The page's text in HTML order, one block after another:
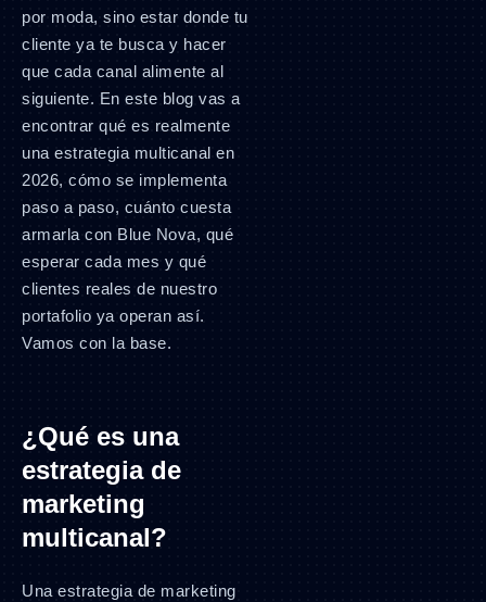
por moda, sino estar donde tu
cliente ya te busca y hacer
que cada canal alimente al
siguiente. En este blog vas a
encontrar qué es realmente
una estrategia multicanal en
2026, cómo se implementa
paso a paso, cuánto cuesta
armarla con Blue Nova, qué
esperar cada mes y qué
clientes reales de nuestro
portafolio ya operan así.
Vamos con la base.
¿Qué es una
estrategia de
marketing
multicanal?
Una estrategia de marketing